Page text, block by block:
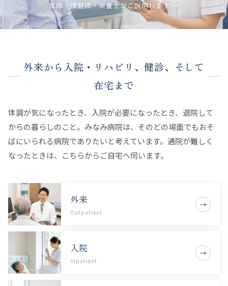
医師・保健師・栄養士がご説明します →
外来から入院・リハビリ、健診、そして
在宅まで
体調が気になったとき、入院が必要になったとき、退院して
からの暮らしのこと。 みなみ病院は、そのどの場面でもおそ
ばにいられる病院でありたいと考えています。 通院が難しく
なったときは、こちらからご自宅へ伺います。
外来
Outpatient
→
入院
Inpatient
→